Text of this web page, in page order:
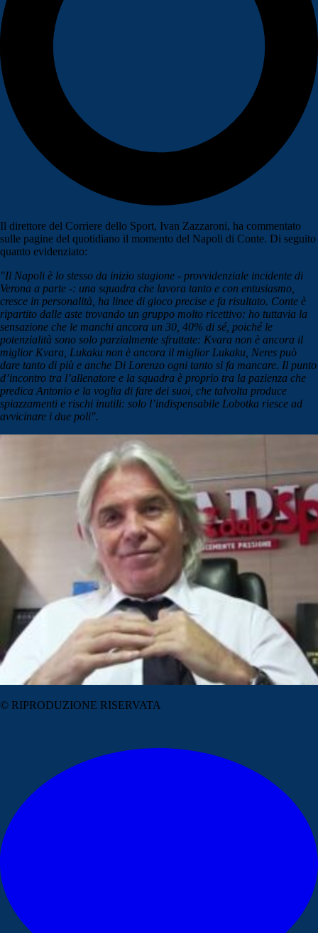
Il direttore del Corriere dello Sport, Ivan Zazzaroni, ha commentato
sulle pagine del quotidiano il momento del Napoli di Conte. Di seguito
quanto evidenziato:
"Il Napoli è lo stesso da inizio stagione - provvidenziale incidente di
Verona a parte -: una squadra che lavora tanto e con entusiasmo,
cresce in personalità, ha linee di gioco precise e fa risultato. Conte è
ripartito dalle aste trovando un gruppo molto ricettivo: ho tuttavia la
sensazione che le manchi ancora un 30, 40% di sé, poiché le
potenzialità sono solo parzialmente sfruttate: Kvara non è ancora il
miglior Kvara, Lukaku non è ancora il miglior Lukaku, Neres può
dare tanto di più e anche Di Lorenzo ogni tanto si fa mancare. Il punto
d’incontro tra l’allenatore e la squadra è proprio tra la pazienza che
predica Antonio e la voglia di fare dei suoi, che talvolta produce
spiazzamenti e rischi inutili: solo l’indispensabile Lobotka riesce ad
avvicinare i due poli".
© RIPRODUZIONE RISERVATA